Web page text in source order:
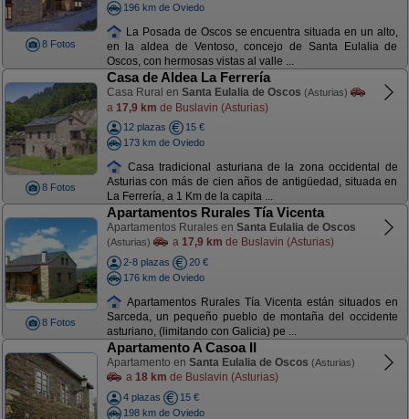
8 Fotos
196 km de Oviedo
La Posada de Oscos se encuentra situada en un alto,
en la aldea de Ventoso, concejo de Santa Eulalia de
Oscos, con hermosas vistas al valle ...
8 Fotos
Casa de Aldea La Ferrería
Casa Rural en Santa Eulalia de Oscos (Asturias)
a 17,9 km de Buslavin (Asturias)
12 plazas
15 €
173 km de Oviedo
Casa tradicional asturiana de la zona occidental de
Asturias con más de cien años de antigüedad, situada en
La Ferrería, a 1 Km de la capita ...
8 Fotos
Apartamentos Rurales Tía Vicenta
Apartamentos Rurales en Santa Eulalia de Oscos
(Asturias) a 17,9 km de Buslavin (Asturias)
2-8 plazas
20 €
176 km de Oviedo
Apartamentos Rurales Tía Vicenta están situados en
Sarceda, un pequeño pueblo de montaña del occidente
asturiano, (limitando con Galicia) pe ...
Apartamento A Casoa II
Apartamento en Santa Eulalia de Oscos (Asturias)
a 18 km de Buslavin (Asturias)
4 plazas
15 €
198 km de Oviedo